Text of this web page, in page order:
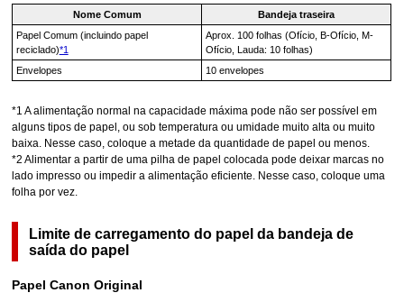
Nome Comum
Bandeja traseira
Papel Comum (incluindo papel
reciclado)*1
Aprox. 100 folhas (Ofício, B-Ofício, M-
Ofício, Lauda: 10 folhas)
Envelopes
10 envelopes
*1A alimentação normal na capacidade máxima pode não ser possível em
alguns tipos de papel, ou sob temperatura ou umidade muito alta ou muito
baixa. Nesse caso, coloque a metade da quantidade de papel ou menos.
*2Alimentar a partir de uma pilha de papel colocada pode deixar marcas no
lado impresso ou impedir a alimentação eficiente. Nesse caso, coloque uma
folha por vez.
Limite de carregamento do papel da bandeja de
saída do papel
PapelCanon Original